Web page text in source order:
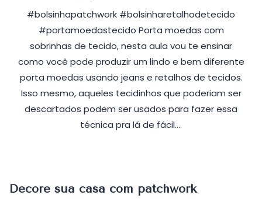
#bolsinhapatchwork #bolsinharetalhodetecido
#portamoedastecido Porta moedas com
sobrinhas de tecido, nesta aula vou te ensinar
como você pode produzir um lindo e bem diferente
porta moedas usando jeans e retalhos de tecidos.
Isso mesmo, aqueles tecidinhos que poderiam ser
descartados podem ser usados para fazer essa
técnica pra lá de fácil.…
Decore sua casa com patchwork